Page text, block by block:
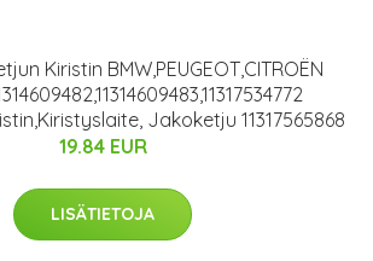
Kiristin BMW,PEUGEOT,CITROËN
Jakoketju 11317565868
19.84 EUR
LISÄTIETOJA